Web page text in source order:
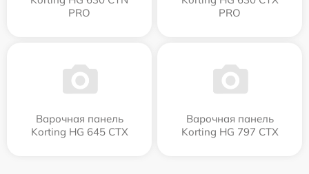
PRO
PRO
Варочная панель
Korting HG 645 CTX
Варочная панель
Korting HG 797 CTX